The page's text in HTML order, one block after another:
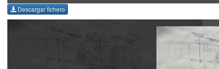
Descargar fichero